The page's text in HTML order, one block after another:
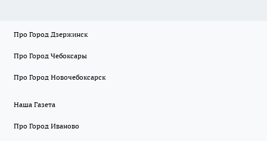
Про Город Дзержинск
Про Город Чебоксары
Про Город Новочебоксарск
Наша Газета
Про Город Иваново